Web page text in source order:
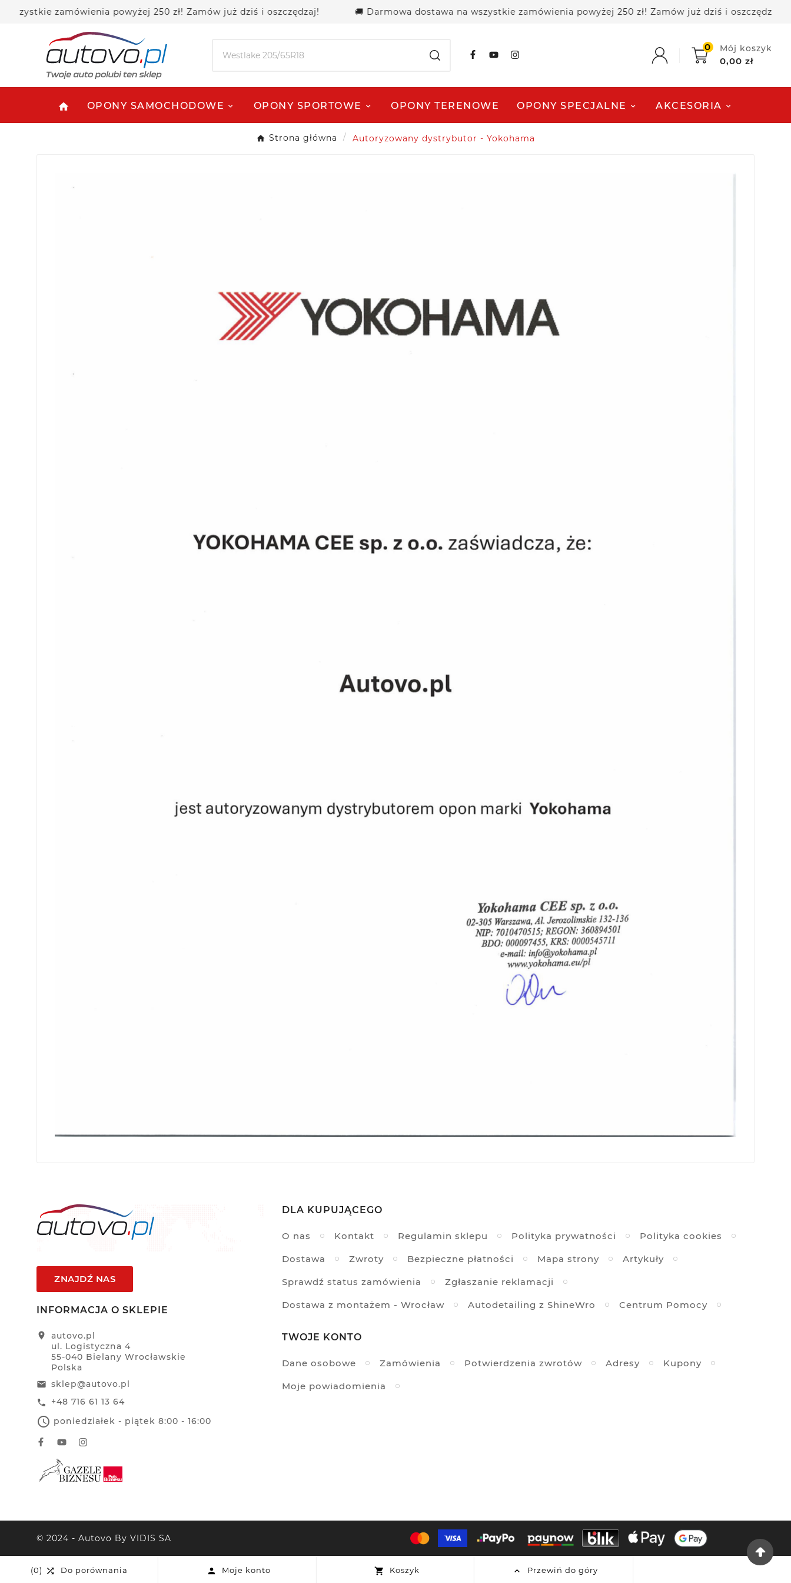
zamówienia powyżej 250 zł! Zamów już dziś i oszczędzaj! 🚚 Darmowa dostawa na wszystkie zamówienia powyżej 250 zł! Zamów już dziś i oszczędzaj!
0 Mój koszyk
0,00 zł
home OPONY SAMOCHODOWE OPONY SPORTOWE OPONY TERENOWE OPONY SPECJALNE AKCESORIA
Strona główna Autoryzowany dystrybutor - Yokohama
ZNAJDŹ NAS
INFORMACJA O SKLEPIE
location_on
autovo.pl
ul. Logistyczna 4
55-040 Bielany Wrocławskie
Polska
email sklep@autovo.pl
call +48 716 61 13 64
access_time poniedziałek - piątek 8:00 - 16:00
DLA KUPUJĄCEGO
O nas Kontakt Regulamin sklepu Polityka prywatności Polityka cookies
Dostawa Zwroty Bezpieczne płatności Mapa strony Artykuły
Sprawdź status zamówienia Zgłaszanie reklamacji
Dostawa z montażem - Wrocław Autodetailing z ShineWro Centrum Pomocy
TWOJE KONTO
Dane osobowe Zamówienia Potwierdzenia zwrotów Adresy Kupony
Moje powiadomienia
© 2024 - Autovo By VIDIS SA
(0)  Do porównania  Moje konto  Koszyk  Przewiń do góry